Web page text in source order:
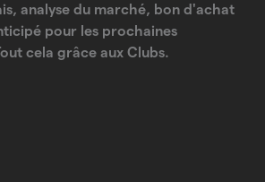
analyse du marché, bon d'achat
pour les prochaines
cela grâce aux Clubs.